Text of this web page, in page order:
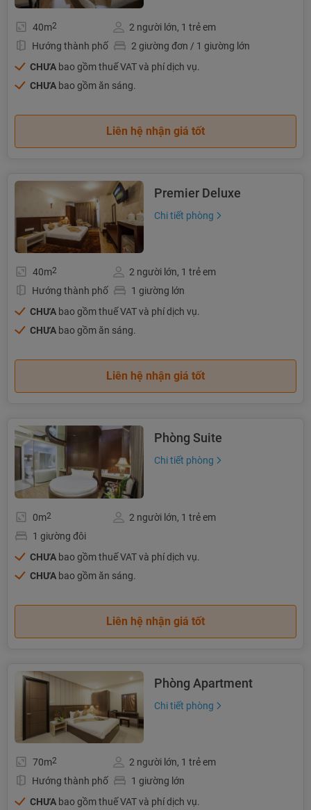
40m2
2 người lớn, 1 trẻ em
Hướng thành phố
2 giường đơn / 1 giường lớn
CHƯA bao gồm thuế VAT và phí dịch vụ.
CHƯA bao gồm ăn sáng.
Liên hệ nhận giá tốt
Premier Deluxe
Chi tiết phòng
40m2
2 người lớn, 1 trẻ em
Hướng thành phố
1 giường lớn
CHƯA bao gồm thuế VAT và phí dịch vụ.
CHƯA bao gồm ăn sáng.
Liên hệ nhận giá tốt
Phòng Suite
Chi tiết phòng
0m2
2 người lớn, 1 trẻ em
1 giường đôi
CHƯA bao gồm thuế VAT và phí dịch vụ.
CHƯA bao gồm ăn sáng.
Liên hệ nhận giá tốt
Phòng Apartment
Chi tiết phòng
70m2
2 người lớn, 1 trẻ em
Hướng thành phố
1 giường lớn
CHƯA bao gồm thuế VAT và phí dịch vụ.